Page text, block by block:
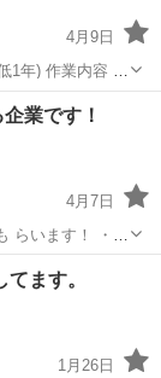
4月9日
になります。
業です！
4月7日
ます。
1月26日